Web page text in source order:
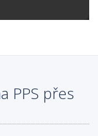
PPS přes